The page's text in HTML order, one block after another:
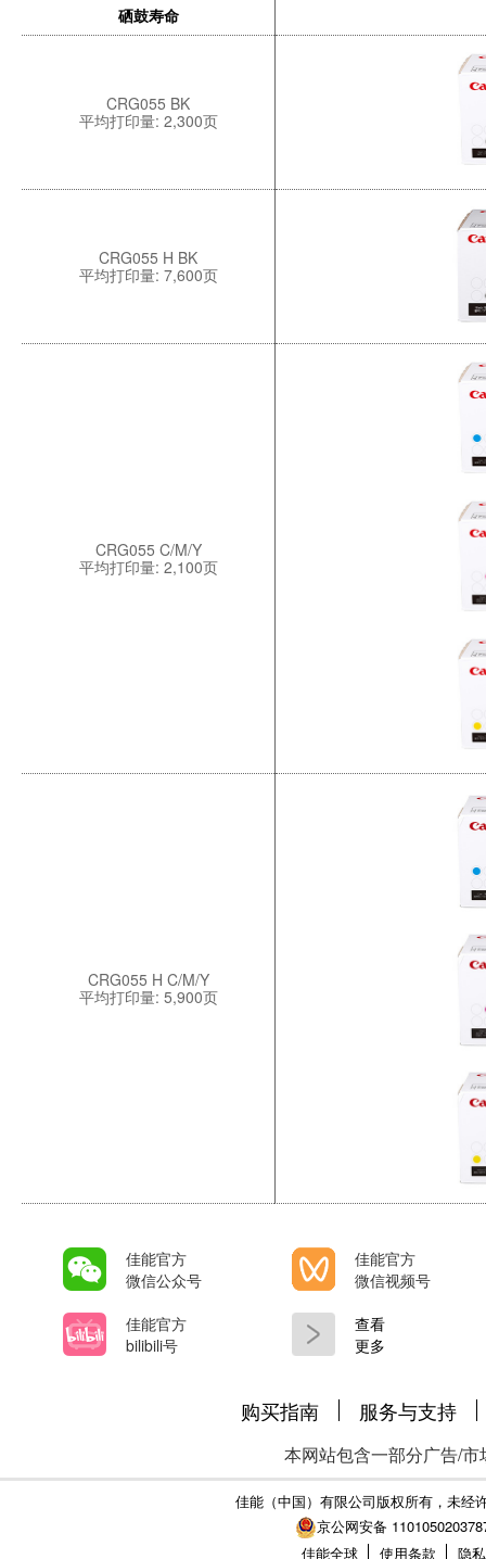
硒鼓寿命
CRG055 BK
平均打印量: 2,300页
CRG055 H BK
平均打印量: 7,600页
CRG055 C/M/Y
平均打印量: 2,100页
CRG055 H C/M/Y
平均打印量: 5,900页
佳能官方
微信公众号
佳能官方
微信视频号
佳能官方
bilibili号
查看
更多
购买指南 服务与支持
本网站包含一部分广告/
佳能（中国）有限公司版权所有，未经
京公网安备
佳能全球
使用条款 隐